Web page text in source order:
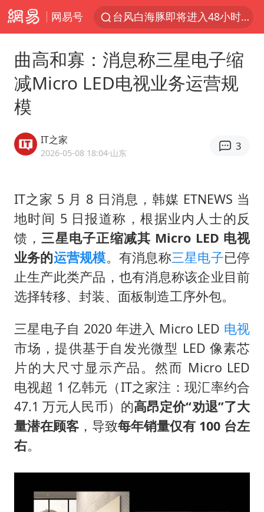
网易号
台风白海豚即将进入48小时警戒线
中央气象台发布台风黄色预警
80后女柜员逆袭成4200亿银行副行长
女子利用漏洞0元薅走3000多件家电
多地要求领导干部带头休假
对话重庆地铁吐血女孩
关之琳否认与27岁模特的恋情
村民谈“梅姨”：叫的其实是“媒姨”
中方回应日本广岛核爆81周年
韩国到底有多热
龚宝冬烈士安葬仪式举行
中国经济展现强大韧性和活力
曲高和寡：消息称三星电子缩
减Micro LED电视业务运营规
模
IT之家
2026-05-08 18:04·山东
3
IT之家 5 月 8 日消息，韩媒 ETNEWS 当
地时间 5 日报道称，根据业内人士的反
馈，三星电子正缩减其 Micro LED 电视
业务的运营规模。有消息称三星电子已停
止生产此类产品，也有消息称该企业目前
选择转移、封装、面板制造工序外包。
三星电子自 2020 年进入 Micro LED 电视
市场，提供基于自发光微型 LED 像素芯
片的大尺寸显示产品。然而 Micro LED
电视超 1 亿韩元（IT之家注：现汇率约合
47.1 万元人民币）的高昂定价“劝退”了大
量潜在顾客，导致每年销量仅有 100 台左
右。